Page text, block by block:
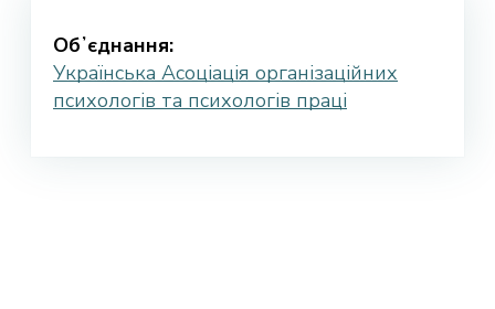
Обʼєднання:
Українська Асоціація організаційних
психологів та психологів праці